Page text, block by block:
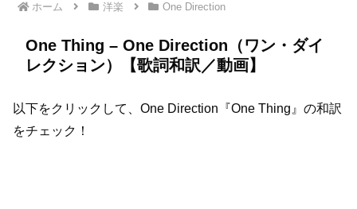
ホーム 洋楽 One Direction
One Thing – One Direction（ワン・ダイ
レクション）【歌詞和訳／動画】
以下をクリックして、One Direction『One Thing』の和訳
をチェック！